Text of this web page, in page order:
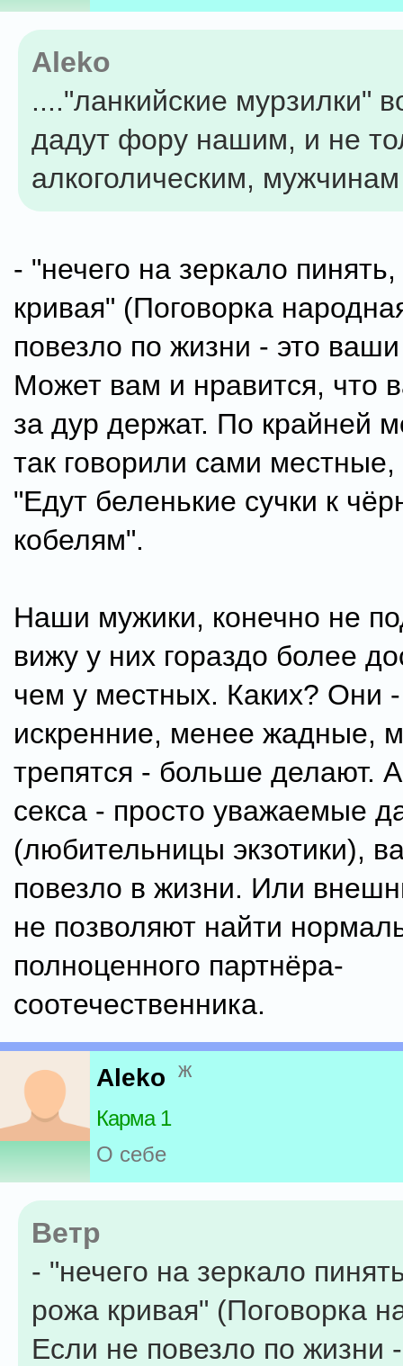
Aleko
...."ланкийские мурзилки"
дадут фору нашим, и не
алкоголическим, мужчинам
- "нечего на зеркало
кривая" (Поговорка
повезло по жизни - это
Может вам и нравится, что
за дур держат. По крайней
так говорили сами местные,
"Едут беленькие сучки к
кобелям".
Наши мужики, конечно не
вижу у них гораздо более
чем у местных. Каких? Они
искренние, менее жадные,
трепятся - больше делают.
секса - просто уважаемые
(любительницы экзотики),
повезло в жизни. Или
не позволяют найти
полноценного партнёра-
соотечественника.
Aleko ж
Карма 1
О себе
Ветр
- "нечего на зеркало
рожа кривая" (Поговорка
Если не повезло по жизни